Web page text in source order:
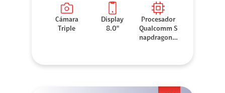
Cámara
Triple
Display
8.0"
Procesador
Qualcomm S
napdragon 8